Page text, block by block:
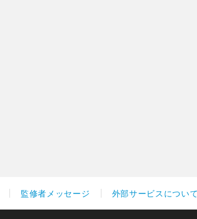
監修者メッセージ 外部サービスについて